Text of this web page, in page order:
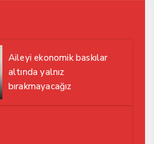
Aileyi ekonomik baskılar
altında yalnız
bırakmayacağız